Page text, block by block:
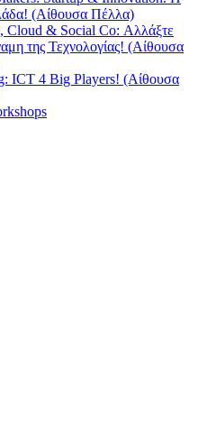
(Αίθουσα Πέλλα)
Cloud & Social Co: Αλλάξτε
της Τεχνολογίας! (Αίθουσα
ICT 4 Big Players! (Αίθουσα